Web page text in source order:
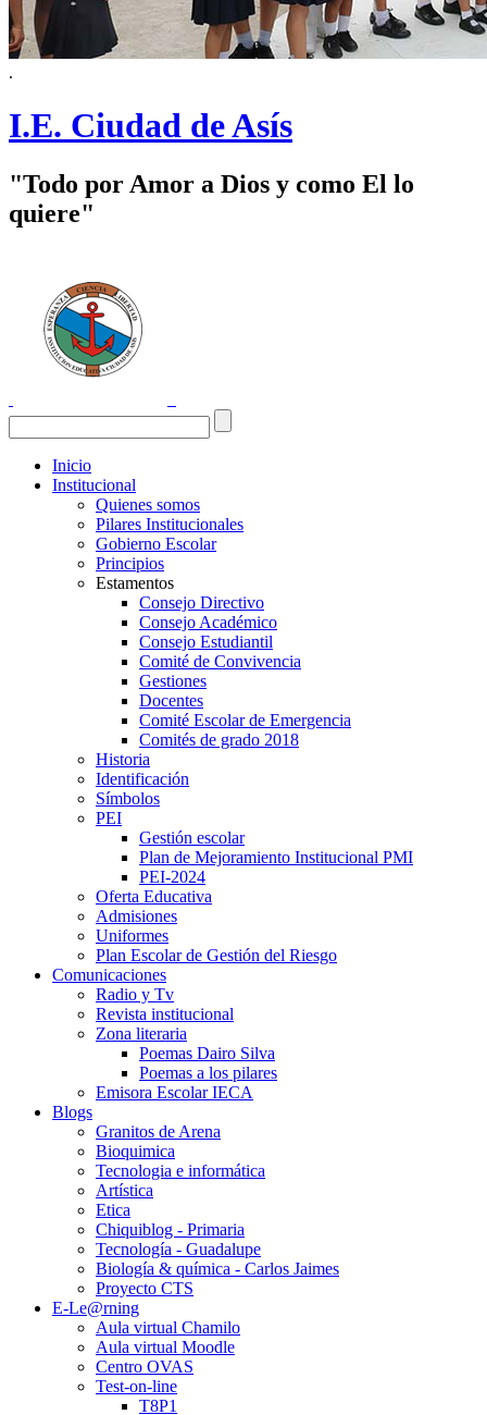
.
I.E. Ciudad de Asís
"Todo por Amor a Dios y como El lo
quiere"
Inicio
Institucional
Quienes somos
Pilares Institucionales
Gobierno Escolar
Principios
Estamentos
Consejo Directivo
Consejo Académico
Consejo Estudiantil
Comité de Convivencia
Gestiones
Docentes
Comité Escolar de Emergencia
Comités de grado 2018
Historia
Identificación
Símbolos
PEI
Gestión escolar
Plan de Mejoramiento Institucional PMI
PEI-2024
Oferta Educativa
Admisiones
Uniformes
Plan Escolar de Gestión del Riesgo
Comunicaciones
Radio y Tv
Revista institucional
Zona literaria
Poemas Dairo Silva
Poemas a los pilares
Emisora Escolar IECA
Blogs
Granitos de Arena
Bioquimica
Tecnologia e informática
Artística
Etica
Chiquiblog - Primaria
Tecnología - Guadalupe
Biología & química - Carlos Jaimes
Proyecto CTS
E-Le@rning
Aula virtual Chamilo
Aula virtual Moodle
Centro OVAS
Test-on-line
T8P1